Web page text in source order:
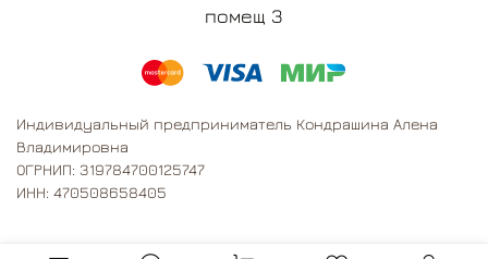
помещ 3
Индивидуальный предприниматель Кондрашина Алена
Владимировна
ОГРНИП: 319784700125747
ИНН: 470508658405